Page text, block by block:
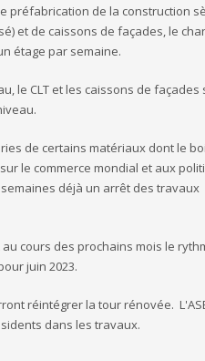
préfabrication de la construction
et de caissons de façades, le
étage par semaine.
le CLT et les caissons de
de certains matériaux dont le
le commerce mondial et aux
déjà un arrêt des travaux
cours des prochains mois le
juin 2023.
réintégrer la tour rénovée.
dans les travaux.